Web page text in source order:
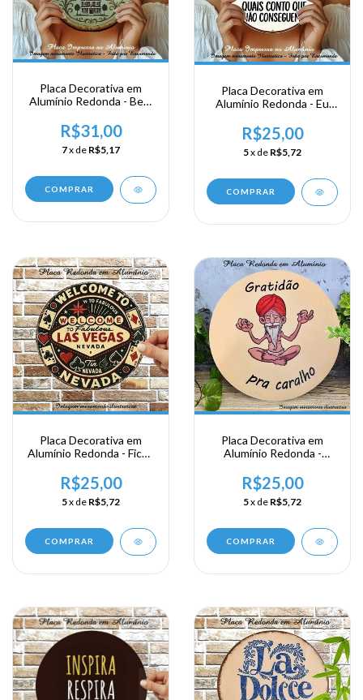
Placa Decorativa em
Alumínio Redonda - Bem
Feliz
R$31,00
7x de R$5,17
COMPRAR
Placa Decorativa em
Alumínio Redonda - Eu
Guardar...
R$25,00
5x de R$5,72
COMPRAR
Placa Decorativa em
Alumínio Redonda - Ficha
R$25,00
5x de R$5,72
COMPRAR
Placa Decorativa em
Alumínio Redonda -
R$25,00
5x de R$5,72
COMPRAR